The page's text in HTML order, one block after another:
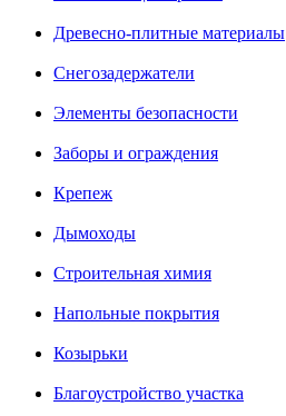
Древесно-плитные материалы
Снегозадержатели
Элементы безопасности
Заборы и ограждения
Крепеж
Дымоходы
Строительная химия
Напольные покрытия
Козырьки
Благоустройство участка